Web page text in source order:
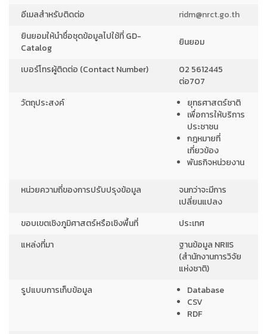
อีเมลสำหรับติดต่อ
ridm@nrct.go.th
ยินยอมให้นำชื่อชุดข้อมูลไปใช้ที่ GD-
Catalog
ยินยอม
เบอร์โทรผู้ติดต่อ (Contact Number)
02 5612445
ต่อ707
วัตถุประสงค์
ยุทธศาสตร์ชาติ
เพื่อการให้บริการ
ประชาชน
กฎหมายที่
เกี่ยวข้อง
พันธกิจหน่วยงาน
หน่วยความถี่ของการปรับปรุงข้อมูล
จนกว่าจะมีการ
เปลี่ยนแปลง
ขอบเขตเชิงภูมิศาสตร์หรือเชิงพื้นที่
ประเทศ
แหล่งที่มา
ฐานข้อมูล NRIIS
(สำนักงานการวิจัย
แห่งชาติ)
รูปแบบการเก็บข้อมูล
Database
CSV
RDF